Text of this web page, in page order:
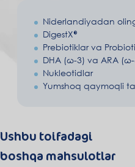
Niderlandiyadan
DigestX®
Prebiotiklar va
DHA (ω-3) va ARA
Nukleotidlar
Yumshoq qaymoqli
Ushbu toifadagi
boshqa mahsulotlar